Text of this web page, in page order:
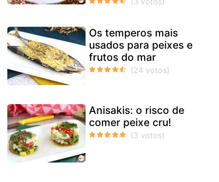
Os temperos mais
usados para peixes e
frutos do mar
Anisakis: o risco de
comer peixe cru!